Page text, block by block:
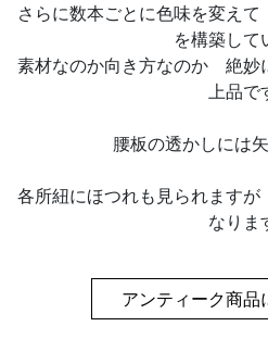
さらに数本ごとに色味を変え
を構築して
素材なのか向き方なのか 絶妙
上品で
腰板の透かしには
各所紐にほつれも見られます
なりま
アンティーク商